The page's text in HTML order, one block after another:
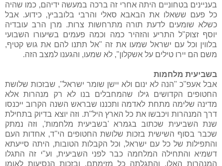
בעניינים בטחוניים היתה אחרי זה ברכה במעשה ידיהם, כמו שהיה
כל פעם ששאלו את הבאבא סאלי והרבי בלובביץ, כידוע. אבל
כשלא שומעים לדעת תורה מתרחשות צרות. מרן הרב עובדיה
יוסף זצוק"ל התריע והזהיר כמה וכמה פעמים בשיעורו השבועי
בלווין וכל עם ישראל שמעו את זה "אל תתנו להם את גוש קטיף,
משם הם יירו טילים על אשקלון", לא שמעו, והגענו למצב הזה.
בשביעית מלחמות
אבל אעפ''כ ''הנה לא ינום ולא יישן שומר ישראל'', שבזכות שלושת
החטופים הקדושים גילו שהמחבלים בנו לא רק מנהרות אלא
מדינה שלימה מתחת לאדמה ותכננו שבראש השנה הקרוב ייכנסו
דרך המנהרות ויכבשו את כל הארץ היל"ת. וזה יוצא בדיוק בתחילת
שנת השביעית שכתוב בגמרא 'בשביעית מלחמות', וזה נמתק
שכבר בסוף השישית בזכות שלושת החטופים הי''ד, אחדות העם
והתפילות של כל עם ישראל, וכל הקבלות הטובות, היתה סייעתא
דשמיא והתחילה המלחמה כבר לפני השביעית, וע"י זה התגלו
המנהרות האלו, והתגלתה כל מזימתם. ובזכות הנסיעות לאומן